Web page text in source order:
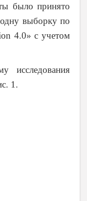
было принято
выборку по
4.0» с учетом
исследования
1.